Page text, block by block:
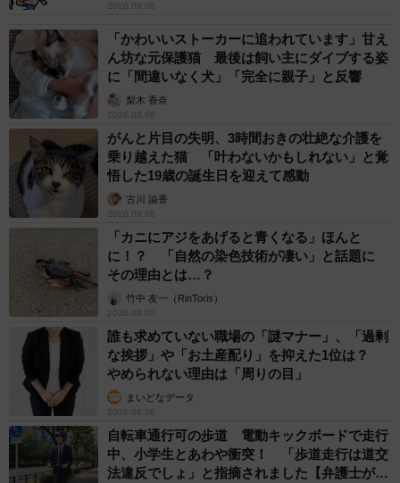
2026.08.06
「かわいいストーカーに追われています」甘え
ん坊な元保護猫 最後は飼い主にダイブする姿
に「間違いなく犬」「完全に親子」と反響
梨木 香奈
2026.08.06
がんと片目の失明、3時間おきの壮絶な介護を
乗り越えた猫 「叶わないかもしれない」と覚
悟した19歳の誕生日を迎えて感動
古川 諭香
2026.08.06
「カニにアジをあげると青くなる」ほんと
に！？ 「自然の染色技術が凄い」と話題に
その理由とは…？
竹中 友一（RinToris）
2026.08.06
誰も求めていない職場の「謎マナー」、「過剰
な挨拶」や「お土産配り」を抑えた1位は？
やめられない理由は「周りの目」
まいどなデータ
2026.08.06
自転車通行可の歩道 電動キックボードで走行
中、小学生とあわや衝突！ 「歩道走行は道交
法違反でしょ」と指摘されました【弁護士が解